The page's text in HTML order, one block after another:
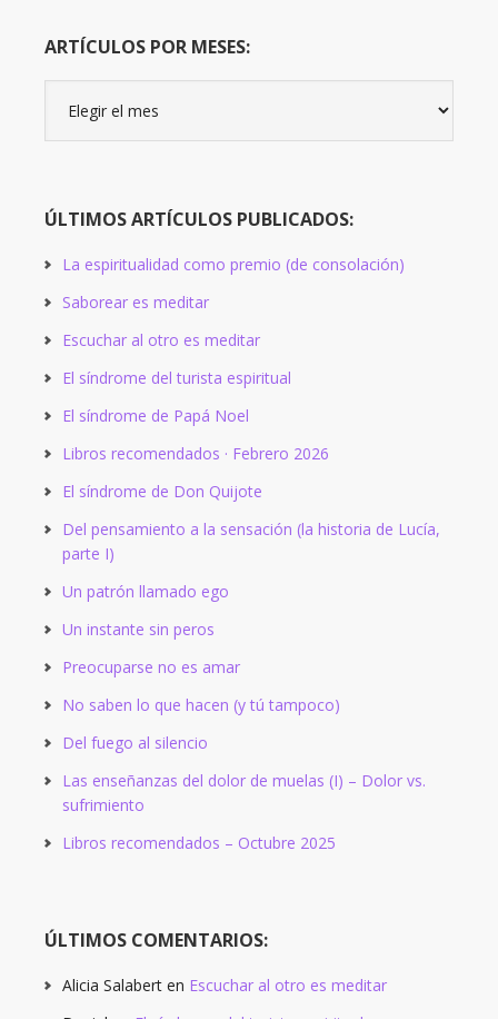
ARTÍCULOS POR MESES:
meses:
ÚLTIMOS ARTÍCULOS PUBLICADOS:
La espiritualidad como premio (de consolación)
Saborear es meditar
Escuchar al otro es meditar
El síndrome del turista espiritual
El síndrome de Papá Noel
Libros recomendados · Febrero 2026
El síndrome de Don Quijote
Del pensamiento a la sensación (la historia de Lucía,
parte I)
Un patrón llamado ego
Un instante sin peros
Preocuparse no es amar
No saben lo que hacen (y tú tampoco)
Del fuego al silencio
Las enseñanzas del dolor de muelas (I) – Dolor vs.
sufrimiento
Libros recomendados – Octubre 2025
ÚLTIMOS COMENTARIOS:
Alicia Salabert en Escuchar al otro es meditar